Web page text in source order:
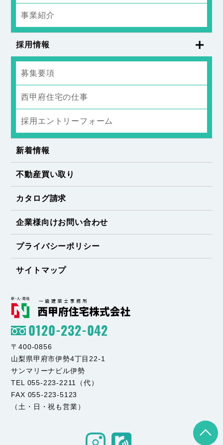
事業紹介
採用情報
募集要項
西甲府住宅の仕事
採用エントリーフォーム
新着情報
不動産買い取り
カタログ請求
企業様向けお問い合わせ
プライバシーポリシー
サイトマップ
0120-232-042
〒400-0856
山梨県甲府市伊勢4丁目22-1
サンマリーナビル伊勢
TEL 055-223-2211（代）
FAX 055-223-5123
（土・日・祝も営業）